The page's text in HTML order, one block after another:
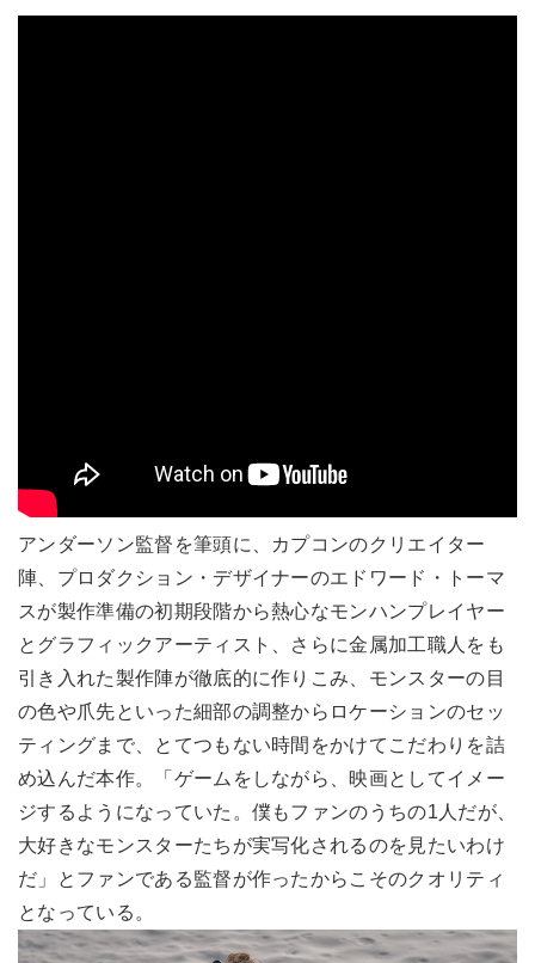
アンダーソン監督を筆頭に、カプコンのクリエイター
陣、プロダクション・デザイナーのエドワード・トーマ
スが製作準備の初期段階から熱心なモンハンプレイヤー
とグラフィックアーティスト、さらに金属加工職人をも
引き入れた製作陣が徹底的に作りこみ、モンスターの目
の色や爪先といった細部の調整からロケーションのセッ
ティングまで、とてつもない時間をかけてこだわりを詰
め込んだ本作。「ゲームをしながら、映画としてイメー
ジするようになっていた。僕もファンのうちの1人だが、
大好きなモンスターたちが実写化されるのを見たいわけ
だ」とファンである監督が作ったからこそのクオリティ
となっている。